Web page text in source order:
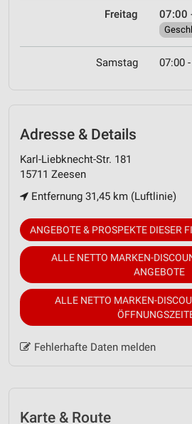
Freitag 07:00
Samstag 07:00
Adresse & Details
Karl-Liebknecht-Str. 181
15711 Zeesen
Entfernung 31,45 km (Luftlinie)
ANGEBOTE & PROSPEKTE DIESER
ALLE NETTO MARKEN-
ANGEBOTE
ALLE NETTO MARKEN-
Fehlerhafte Daten melden
Karte & Route